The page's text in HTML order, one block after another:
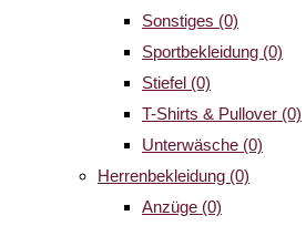
Sonstiges (0)
Sportbekleidung (0)
Stiefel (0)
T-Shirts & Pullover (0)
Unterwäsche (0)
Herrenbekleidung (0)
Anzüge (0)